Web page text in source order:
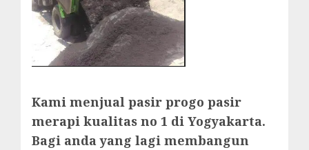
Kami menjual pasir progo pasir
merapi kualitas no 1 di Yogyakarta.
Bagi anda yang lagi membangun